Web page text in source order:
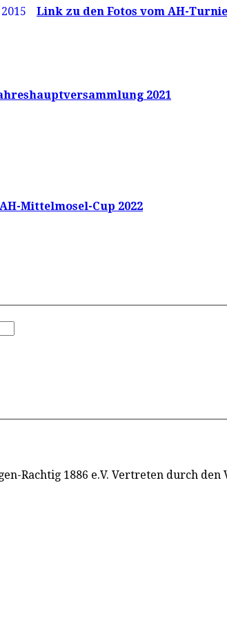
Link zu den Fotos vom AH-
2021
Mittelmosel-Cup 2022
Rachtig 1886 e.V. Vertreten durch den